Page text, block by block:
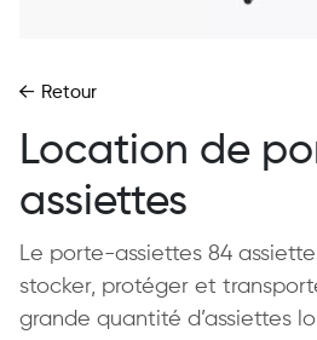
Retour
Location de
assiettes
Le porte-assiettes 84
stocker, protéger et
grande quantité d’assiettes